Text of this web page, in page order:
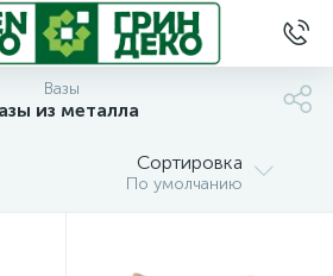
Вазы
из металла
Сортировка
По умолчанию